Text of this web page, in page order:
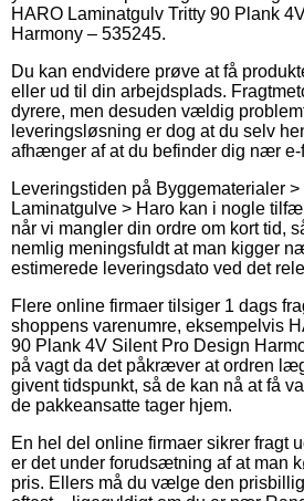
HARO Laminatgulv Tritty 90 Plank
Harmony – 535245.
Du kan endvidere prøve at få
eller ud til din arbejdsplads.
dyrere, men desuden vældig
leveringsløsning er dog at du selv
afhænger af at du befinder dig nær e-
Leveringstiden på Byggematerialer
Laminatgulve > Haro kan i nogle
når vi mangler din ordre om kort tid,
nemlig meningsfuldt at man kigger
estimerede leveringsdato ved det
Flere online firmaer tilsiger 1 dags
shoppens varenumre, eksempelvis
90 Plank 4V Silent Pro Design
på vagt da det påkræver at ordren
givent tidspunkt, så de kan nå at få
de pakkeansatte tager hjem.
En hel del online firmaer sikrer fragt
er det under forudsætning af at man
pris. Ellers må du vælge den